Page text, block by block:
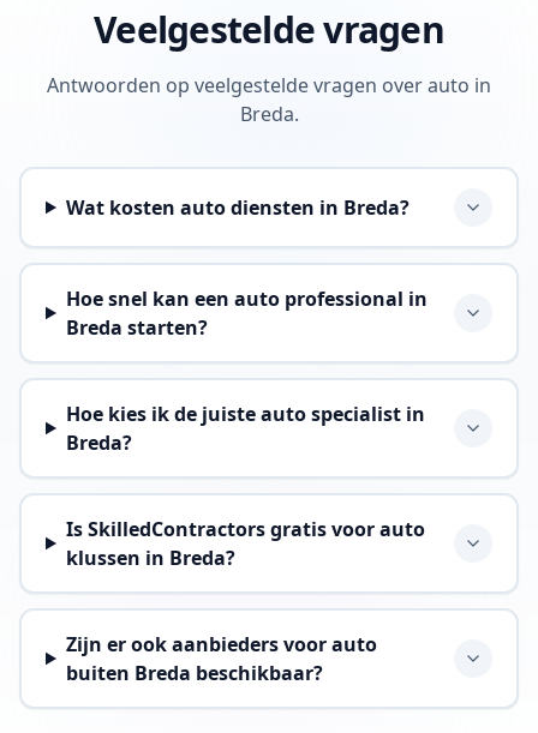
Veelgestelde vragen
Antwoorden op veelgestelde vragen over auto in
Breda.
Wat kosten auto diensten in Breda?
Hoe snel kan een auto professional in
Breda starten?
Hoe kies ik de juiste auto specialist in
Breda?
Is SkilledContractors gratis voor auto
klussen in Breda?
Zijn er ook aanbieders voor auto
buiten Breda beschikbaar?